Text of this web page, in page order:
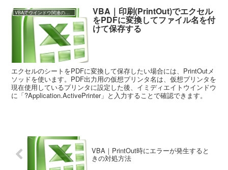
VBAでウインドウ関連の操作 VBA｜印刷(PrintOut)でエクセル
をPDFに変換してファイル名を付
けて保存する
エクセルのシートをPDFに変換して保存したい場合には、PrintOutメ
ソッドを使います。PDF出力用の仮想プリンタ名は、仮想プリンタを
現在使用しているプリンタに設定した後、イミディエイトウインドウ
に「?Application.ActivePrinter」と入力することで確認できます。
VBA｜PrintOut時にエラーが発生すると
きの対処方法